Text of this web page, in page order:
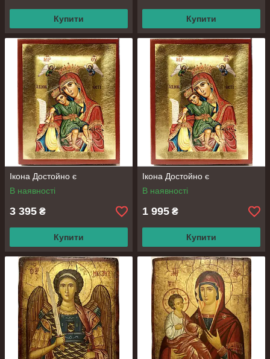
Согласовывайте с менеджером все детали
заказа.
Выбирайте оплату наличными или наложенным
платежом.
Получение заказа в отделении ТК или
самовывозом с магазина.
Выбирайте православные
освященные иконы в «Афон»!
Мы расскажем, что значит каждая икона, о чем ей
молиться и какие иконы необходимо иметь в
Купити Купити
Ікона Достойно є
В наявності
3 395 ₴
Купити
Ікона Достойно є
В наявності
1 995 ₴
Купити